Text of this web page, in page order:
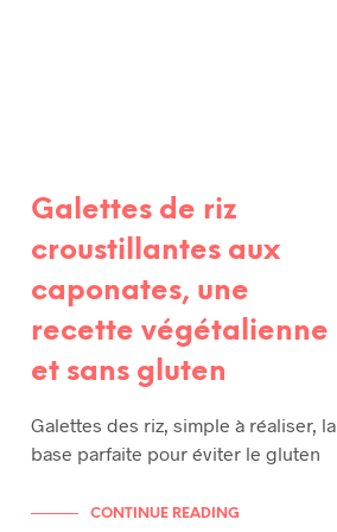
Galettes de riz
croustillantes aux
caponates, une
recette végétalienne
et sans gluten
Galettes des riz, simple à réaliser, la
base parfaite pour éviter le gluten
CONTINUE READING